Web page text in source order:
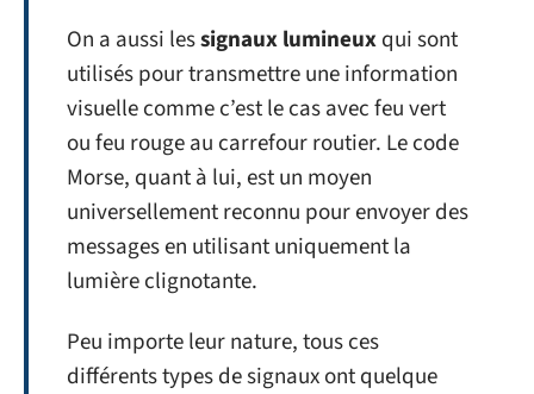
On a aussi lessignaux lumineuxqui sont
utilisés pour transmettre une information
visuelle comme c’est le cas avec feu vert
ou feu rouge au carrefour routier. Le code
Morse, quant à lui, est un moyen
universellement reconnu pour envoyer des
messages en utilisant uniquement la
lumière clignotante.
Peu importe leur nature, tous ces
différents types de signaux ont quelque